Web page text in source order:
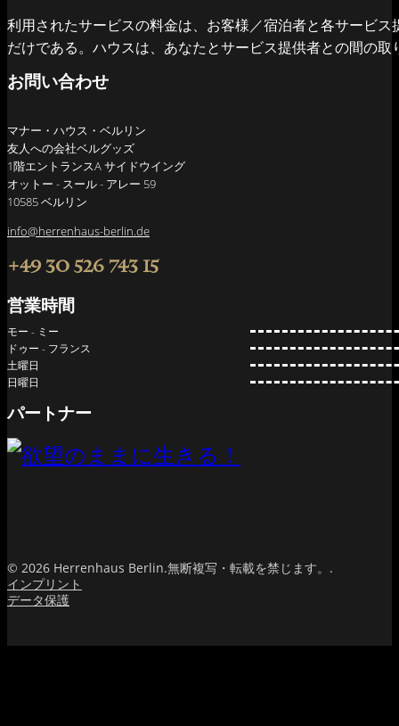
利用されたサービスの料金は、お客様／宿泊者と各サービ
だけである。ハウスは、あなたとサービス提供者との間の
お問い合わせ
マナー・ハウス・ベルリン
友人への会社ベルグッズ
1階エントランスA サイドウイング
オットー - スール - アレー 59
10585 ベルリン
info@herrenhaus-berlin.de
+49 30 526 743 15
営業時間
モー - ミー
ドゥー - フランス
土曜日
日曜日
パートナー
© 2026 Herrenhaus Berlin.無断複写・転載を禁じます。.
インプリント
データ保護